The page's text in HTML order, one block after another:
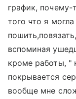
график, почему-
того что я
вспоминая
кроме работы, "
покрывается
вообще мне